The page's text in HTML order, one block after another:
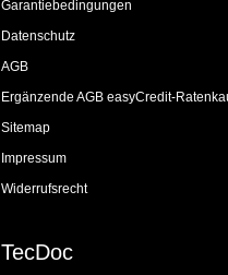
Garantiebedingungen
Datenschutz
AGB
Ergänzende AGB easyCredit-
Sitemap
Impressum
Widerrufsrecht
TecDoc